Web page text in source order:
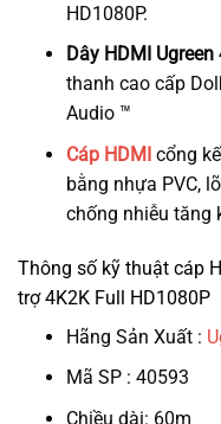
HD1080P.
Dây HDMI
thanh cao cấp
Audio ™
Cáp HDMIcổng
bằng nhựa PVC,
chống nhiễu tăng
Thông số kỹ thuật cáp
trợ 4K2K Full HD1080P
Hãng Sản Xuất :
Mã SP : 40593
Chiều dài: 60m